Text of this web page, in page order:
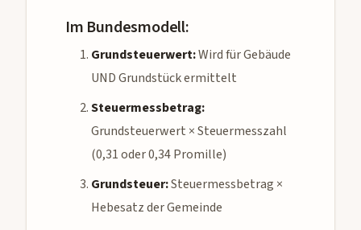
Im Bundesmodell:
Grundsteuerwert:Wird für Gebäude
UND Grundstück ermittelt
Steuermessbetrag:
Grundsteuerwert × Steuermesszahl
(0,31 oder 0,34 Promille)
Grundsteuer:Steuermessbetrag ×
Hebesatz der Gemeinde